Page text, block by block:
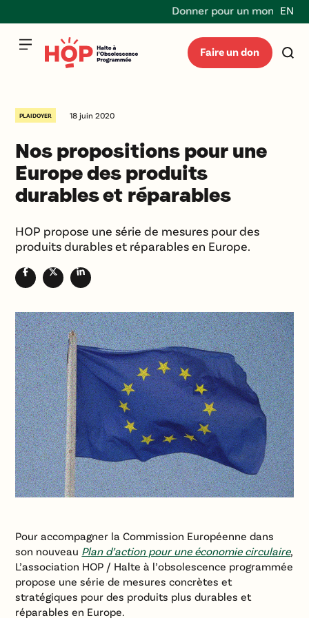
Donner pour un mondeEN
Faire un don
PLAIDOYER 18 juin 2020
Nos propositions pour une
Europe des produits
durables et réparables
HOP propose une série de mesures pour des
produits durables et réparables en Europe.
Pour accompagner la Commission Européenne dans
son nouveau Plan d’action pour une économie circulaire,
L’association HOP / Halte à l’obsolescence programmée
propose une série de mesures concrètes et
stratégiques pour des produits plus durables et
réparables en Europe.